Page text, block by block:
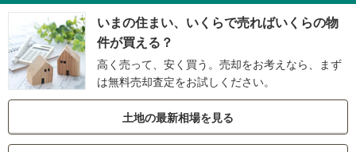
いまの住まい、いくらで売ればいくらの物
件が買える？
高く売って、安く買う。売却をお考えなら、まず
は無料売却査定をお試しください。
土地の最新相場を見る